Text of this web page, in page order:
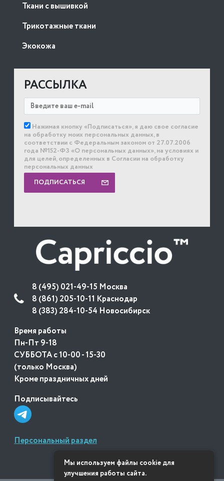
Ткани с вышивкой
Трикотажные ткани
Экокожа
РАССЫЛКА
Нажимая кнопку «Подписаться», я даю свое согласие
на обработку моих персональных данных, в
соответствии с Федеральным законом от 27.07.2006
года №152-ФЗ «О персональных данных», на условиях и
для целей, определенных в Согласии на обработку
персональных данных
ПОДПИСАТЬСЯ
8 (495) 021-49-15 Москва
8 (861) 205-10-11 Краснодар
8 (383) 284-10-54 Новосибирск
Время работы
Пн-Пт 9-18
СУББОТА с 10-00 - 15-30
(только Москва)
Кроме праздничных дней
Подписывайтесь
Персональный раздел
Мы используем файлы cookie для
улучшения работы сайта.